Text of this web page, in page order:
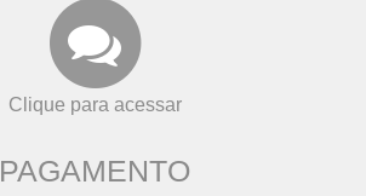
Clique para acessar
PAGAMENTO